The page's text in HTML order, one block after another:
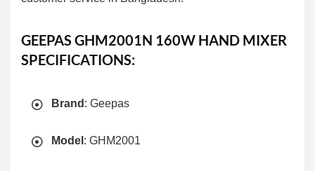
GEEPAS GHM2001N 160W HAND MIXER
SPECIFICATIONS:
Brand : Geepas
Model : GHM2001